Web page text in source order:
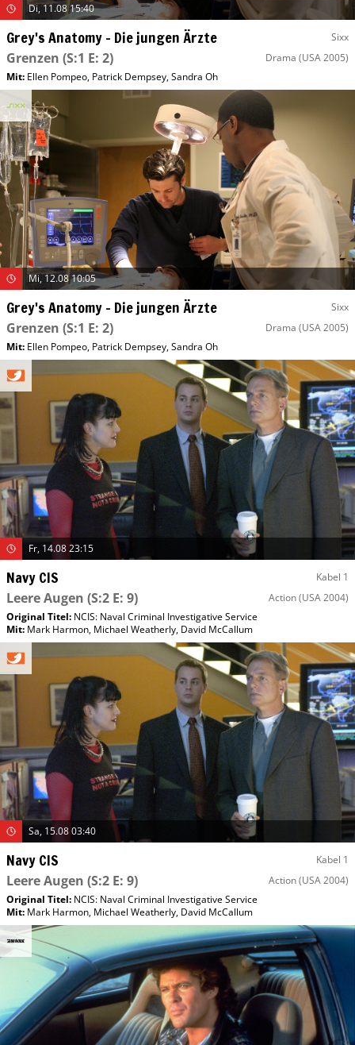
Di, 11.08 15:40
Grey's Anatomy – Die jungen Ärzte Sixx
Grenzen (S:1 E: 2) Drama (USA 2005)
Mit: Ellen Pompeo, Patrick Dempsey,Sandra Oh
Mi, 12.08 10:05
Grey's Anatomy – Die jungen Ärzte Sixx
Grenzen (S:1 E: 2) Drama (USA 2005)
Mit: Ellen Pompeo, Patrick Dempsey,Sandra Oh
Fr, 14.08 23:15
Navy CIS Kabel 1
Leere Augen (S:2 E: 9) Action(USA 2004)
Original Titel: NCIS: Naval Criminal Investigative Service
Mit: Mark Harmon, Michael Weatherly, David McCallum
Sa, 15.08 03:40
Navy CIS Kabel 1
Leere Augen (S:2 E: 9) Action(USA 2004)
Original Titel: NCIS: Naval Criminal Investigative Service
Mit: Mark Harmon, Michael Weatherly, David McCallum